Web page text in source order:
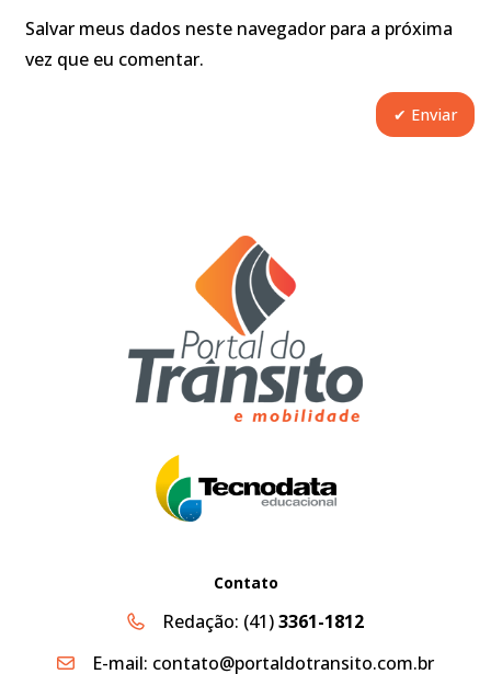
Salvar meus dados neste navegador para a próxima
vez que eu comentar.
Contato
Redação: (41)3361-1812
E-mail: contato@portaldotransito.com.br